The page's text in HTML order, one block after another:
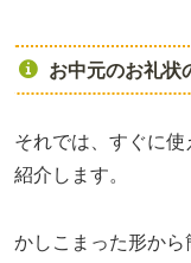
お中元のお礼状
それでは、すぐに
紹介します。
かしこまった形か